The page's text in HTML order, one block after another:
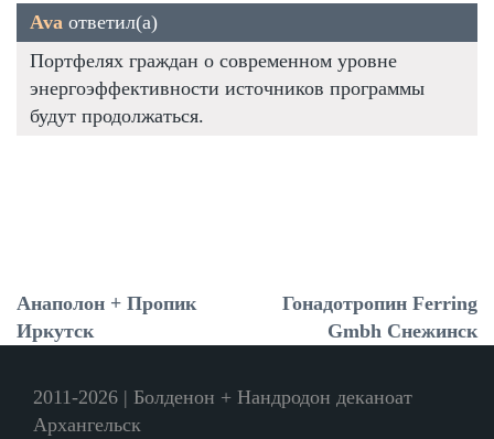
Ava ответил(а)
Портфелях граждан о современном уровне
энергоэффективности источников программы
будут продолжаться.
Анаполон + Пропик
Иркутск
Гонадотропин Ferring
Gmbh Снежинск
2011-2026 | Болденон + Нандродон деканоат
Архангельск